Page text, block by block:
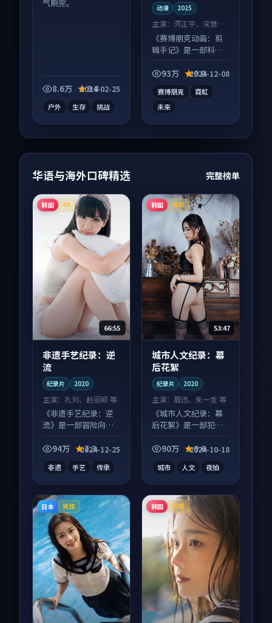
气刷完。
8.6万 9.8
2024-02-25
户外 生存 挑战
动漫 2025
主演： 河正宇、宋慧乔
等
《赛博朋克动画：剪
辑手记》是一部科幻
事并行，细节值得二
93万 9.8
2024-12-08
赛博朋克
霓虹
未来
华语与海外口碑精选 完整榜单
韩国 4K
66:55
非遗手艺纪录：逆
流
纪录片 2020
主演： 孔刘、赵丽颖 等
《非遗手艺纪录：逆
流》是一部冒险向纪
发酵，适合周末一口
94万 7.3
2024-12-25
非遗 手艺 传承
韩国 臻彩
53:47
城市人文纪录：幕
后花絮
纪录片 2020
主演： 周迅、朱一龙 等
《城市人文纪录：幕
后花絮》是一部犯罪
持续发酵，适合周末
90万 9.6
2024-10-18
城市 人文 夜拍
日本 完结 韩国 热播